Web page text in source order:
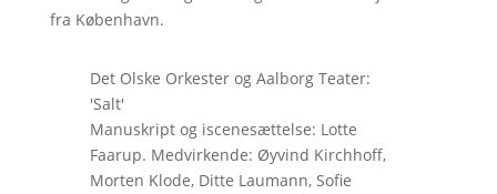
fra København.
Det Olske Orkester og Aalborg Teater:
'Salt'
Manuskript og iscenesættelse: Lotte
Faarup. Medvirkende: Øyvind Kirchhoff,
Morten Klode, Ditte Laumann, Sofie